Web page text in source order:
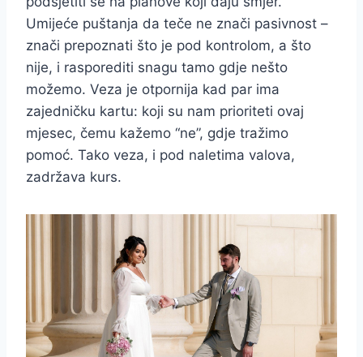
Umijeće puštanja da teče ne znači pasivnost –
znači prepoznati što je pod kontrolom, a što
nije, i rasporediti snagu tamo gdje nešto
možemo. Veza je otpornija kad par ima
zajedničku kartu: koji su nam prioriteti ovaj
mjesec, čemu kažemo “ne”, gdje tražimo
pomoć. Tako veza, i pod naletima valova,
zadržava kurs.